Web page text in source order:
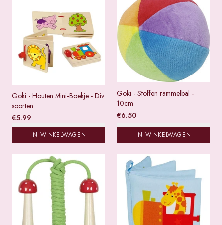
Goki - Houten Mini‑Boekje - Div
soorten
€5.99
IN WINKELWAGEN
Goki - Stoffen rammelbal -
10cm
€6.50
IN WINKELWAGEN